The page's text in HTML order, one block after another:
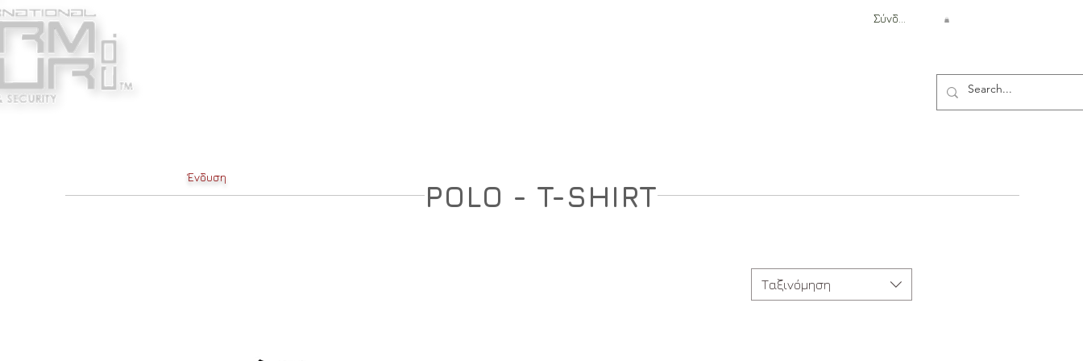
Σύνδεση
POLO - T-SHIRT
​Ένδυση
Ταξινόμηση